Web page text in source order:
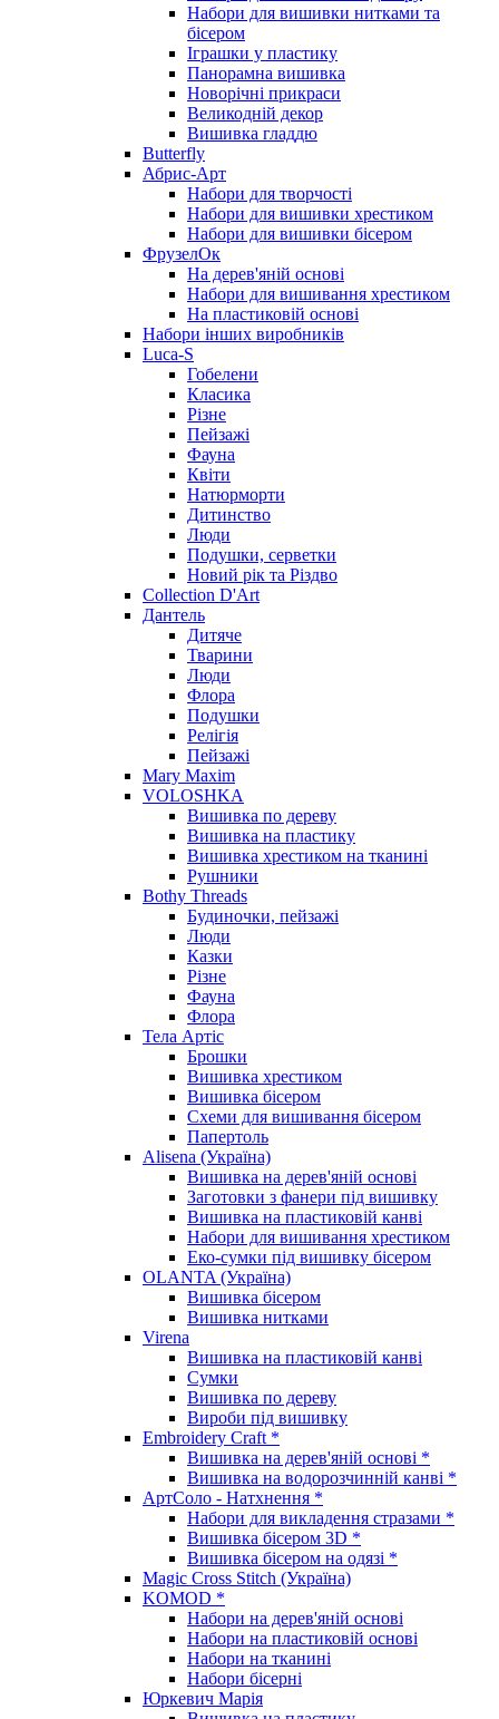
Набори для вишивки нитками та
бісером
Іграшки у пластику
Панорамна вишивка
Новорічні прикраси
Великодній декор
Вишивка гладдю
Butterfly
Абрис-Арт
Набори для творчості
Набори для вишивки хрестиком
Набори для вишивки бісером
ФрузелОк
На дерев'яній основі
Набори для вишивання хрестиком
На пластиковій основі
Набори інших виробників
Luca-S
Гобелени
Класика
Різне
Пейзажі
Фауна
Квіти
Натюрморти
Дитинство
Люди
Подушки, серветки
Новий рік та Різдво
Collection D'Art
Дантель
Дитяче
Тварини
Люди
Флора
Подушки
Релігія
Пейзажі
Mary Maxim
VOLOSHKA
Вишивка по дереву
Вишивка на пластику
Вишивка хрестиком на тканині
Рушники
Bothy Threads
Будиночки, пейзажі
Люди
Казки
Різне
Фауна
Флора
Тела Артіс
Брошки
Вишивка хрестиком
Вишивка бісером
Схеми для вишивання бісером
Папертоль
Alisena (Україна)
Вишивка на дерев'яній основі
Заготовки з фанери під вишивку
Вишивка на пластиковій канві
Набори для вишивання хрестиком
Еко-сумки під вишивку бісером
OLANTA (Україна)
Вишивка бісером
Вишивка нитками
Virena
Вишивка на пластиковій канві
Сумки
Вишивка по дереву
Вироби під вишивку
Embroidery Craft *
Вишивка на дерев'яній основі *
Вишивка на водорозчинній канві *
АртСоло - Натхнення *
Набори для викладення стразами *
Вишивка бісером 3D *
Вишивка бісером на одязі *
Magic Cross Stitch (Україна)
KOMOD *
Набори на дерев'яній основі
Набори на пластиковій основі
Набори на тканині
Набори бісерні
Юркевич Марія